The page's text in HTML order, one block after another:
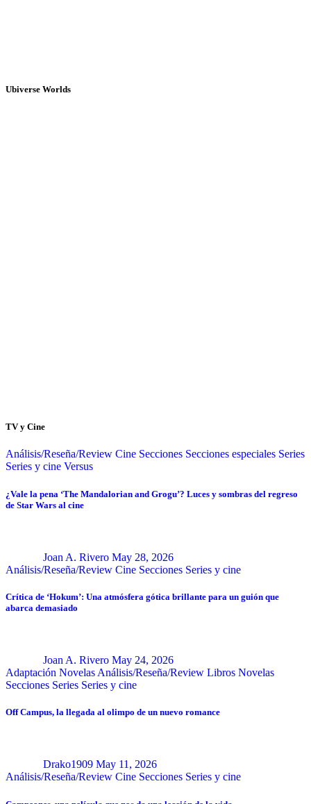
Ubiverse Worlds
TV y Cine
Análisis/Reseña/Review Cine Secciones Secciones especiales Series
Series y cine Versus
¿Vale la pena ‘The Mandalorian and Grogu’? Luces y sombras del regreso
de Star Wars al cine
Joan A. Rivero May 28, 2026
Análisis/Reseña/Review Cine Secciones Series y cine
Crítica de ‘Hokum’: Una atmósfera gótica brillante para un guión que
abarca demasiado
Joan A. Rivero May 24, 2026
Adaptación Novelas Análisis/Reseña/Review Libros Novelas
Secciones Series Series y cine
Off Campus, la llegada al olimpo de un nuevo romance
Drako1909 May 11, 2026
Análisis/Reseña/Review Cine Secciones Series y cine